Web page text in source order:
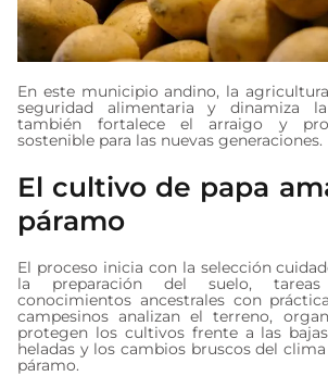
En este municipio andino, la
seguridad alimentaria y dinamiza
también fortalece el arraigo y
sostenible para las nuevas generaciones.
El cultivo de papa
páramo
El proceso inicia con la selección
la preparación del suelo,
conocimientos ancestrales con
campesinos analizan el terreno,
protegen los cultivos frente a las
heladas y los cambios bruscos del
páramo.